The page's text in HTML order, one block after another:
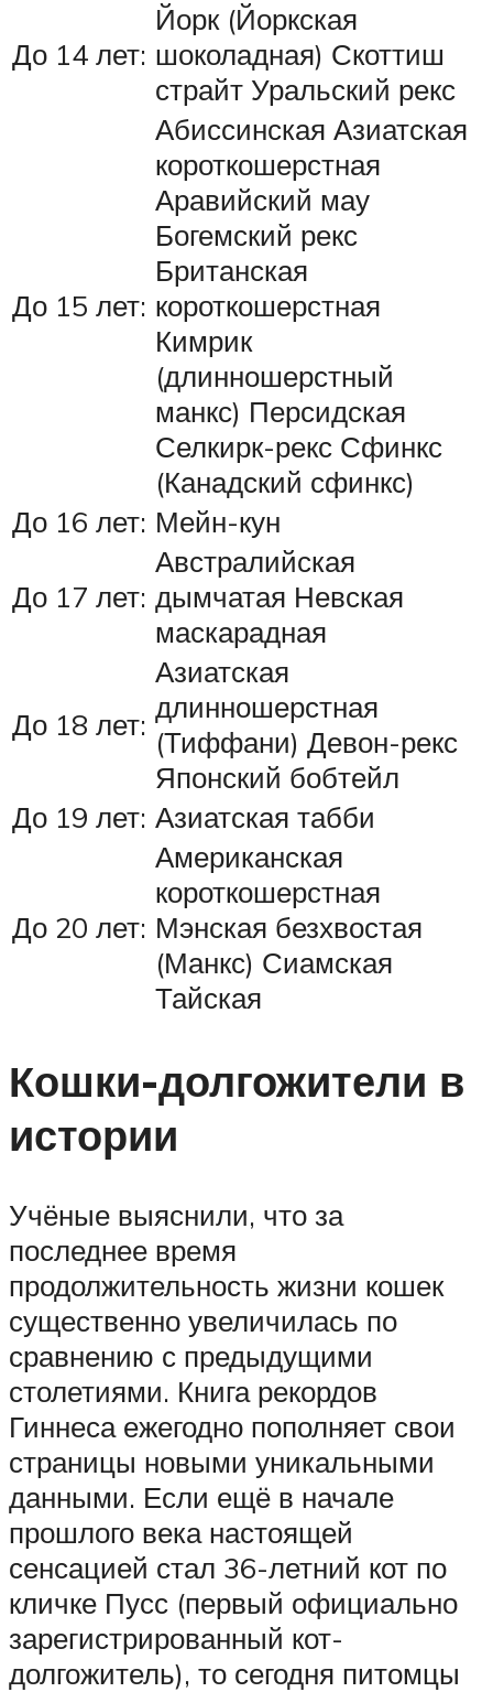
До 14 лет:
Йорк (Йоркская
шоколадная) Скоттиш
страйт Уральский рекс
До 15 лет:
Абиссинская Азиатская
короткошерстная
Аравийский мау
Богемский рекс
Британская
короткошерстная
Кимрик
(длинношерстный
манкс) Персидская
Селкирк-рекс Сфинкс
(Канадский сфинкс)
До 16 лет: Мейн-кун
До 17 лет:
Австралийская
дымчатая Невская
маскарадная
До 18 лет:
Азиатская
длинношерстная
(Тиффани) Девон-рекс
Японский бобтейл
До 19 лет: Азиатская табби
До 20 лет:
Американская
короткошерстная
Мэнская безхвостая
(Манкс) Сиамская
Тайская
Кошки-долгожители в
истории
Учёные выяснили, что за
последнее время
продолжительность жизни кошек
существенно увеличилась по
сравнению с предыдущими
столетиями. Книга рекордов
Гиннеса ежегодно пополняет свои
страницы новыми уникальными
данными. Если ещё в начале
прошлого века настоящей
сенсацией стал 36-летний кот по
кличке Пусс (первый официально
зарегистрированный кот-
долгожитель), то сегодня питомцы